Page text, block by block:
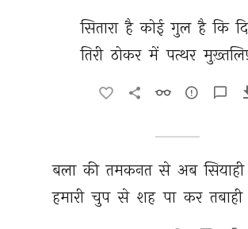
सितारा है कोई गुल है कि
तिरी ठोकर में पत्थर
बला की तमकनत से अब सियाही
हमारी चुप से शह पा कर तबाही